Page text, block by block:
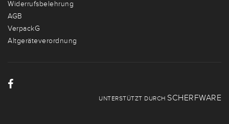
Widerrufsbelehrung
AGB
VerpackG
Altgeräteverordnung
UNTERSTÜTZT DURCH SCHERFWARE